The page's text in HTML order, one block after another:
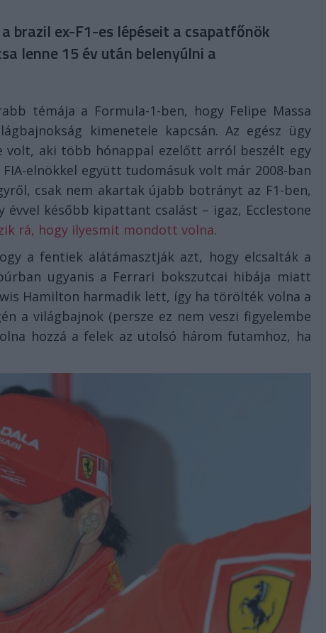
brazil ex-F1-es lépéseit a csapatfőnök
lenne 15 év után belenyúlni a
témája a Formula-1-ben, hogy Felipe Massa
kimenetele kapcsán. Az egész ügy
volt, aki több hónappal ezelőtt arról beszélt egy
elnökkel együtt tudomásuk volt már 2008-ban
csak nem akartak újabb botrányt az F1-ben,
később kipattant csalást – igaz, Ecclestone
rá, hogy ilyesmit mondott volna.
a fentiek alátámasztják azt, hogy elcsalták a
ugyanis a Ferrari bokszutcai hibája miatt
Hamilton harmadik lett, így ha törölték volna a
a világbajnok (persze ez nem veszi figyelembe
hozzá a felek az utolsó három futamhoz, ha